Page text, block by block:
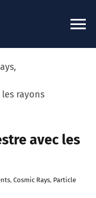
rayons
avec les
, Cosmic Rays, Particle